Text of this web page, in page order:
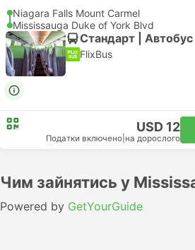
Niagara Falls Mount Carmel
Mississauga Duke of York Blvd
Стандарт | Автобус
FlixBus
USD 12
Податки включено на дорослого
Чим зайнятись у
Powered by GetYourGuide